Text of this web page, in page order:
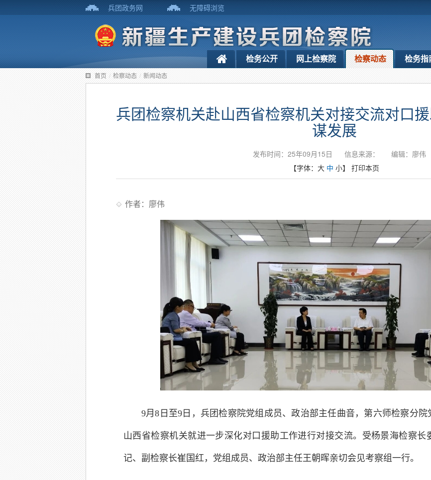
兵团政务网 无障碍浏览
检务公开 网上检察院 检察动态 检务指
首页 / 检察动态 / 新闻动态
兵团检察机关赴山西省检察机关对接交流对口
谋发展
发布时间：25年09月15日 信息来源：
编辑：廖伟
【字体： 大 中 小】 打印本页
作者：廖伟
9月8日至9日，兵团检察院党组成员、政治部主任曲音，第六师检察分
山西省检察机关就进一步深化对口援助工作进行对接交流。受杨景海检察长
记、副检察长崔国红，党组成员、政治部主任王朝晖亲切会见考察组一行。